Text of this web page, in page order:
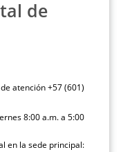
de
atención +57 (601)
8:00 a.m. a 5:00
en la sede principal: